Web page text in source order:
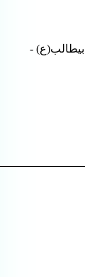
علی بن ابیطالب(ع) -